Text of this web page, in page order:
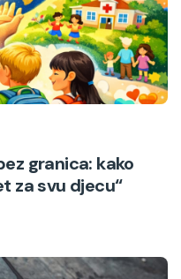
granica: kako
za svu djecu“